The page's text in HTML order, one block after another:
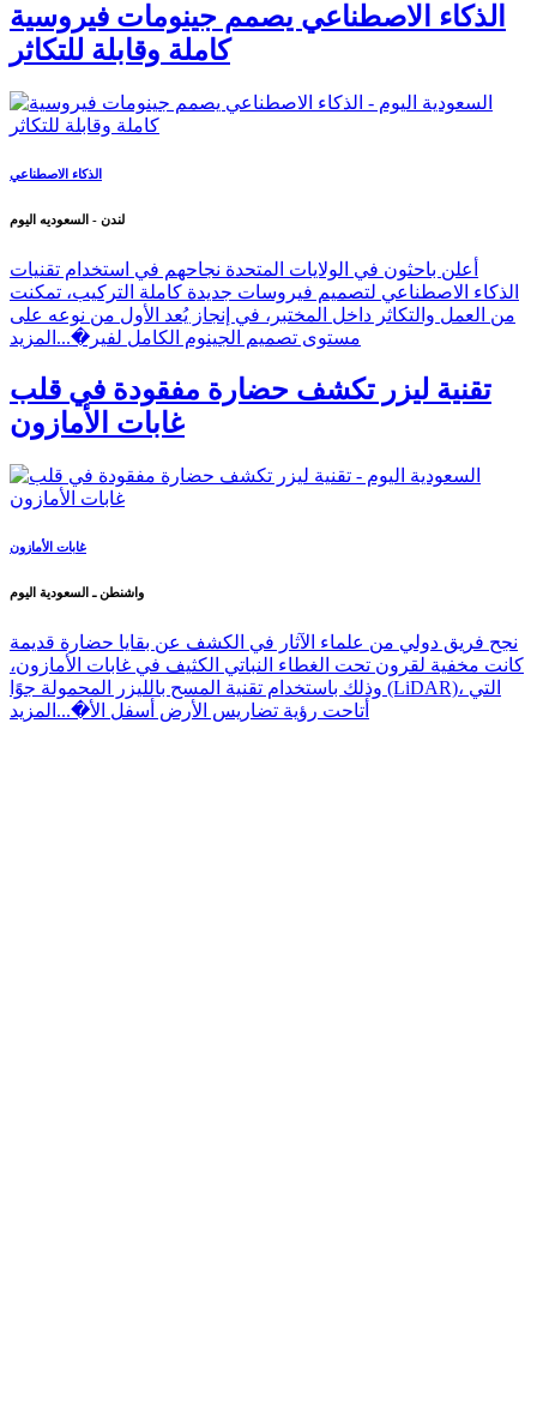
الذكاء الاصطناعي يصمم جينومات فيروسية
كاملة وقابلة للتكاثر
الذكاء الاصطناعي
لندن - السعوديه اليوم
أعلن باحثون في الولايات المتحدة نجاحهم في استخدام تقنيات
الذكاء الاصطناعي لتصميم فيروسات جديدة كاملة التركيب، تمكنت
من العمل والتكاثر داخل المختبر، في إنجاز يُعد الأول من نوعه على
مستوى تصميم الجينوم الكامل لفير�... المزيد
تقنية ليزر تكشف حضارة مفقودة في قلب
غابات الأمازون
غابات الأمازون
واشنطن ـ السعودية اليوم
نجح فريق دولي من علماء الآثار في الكشف عن بقايا حضارة قديمة
كانت مخفية لقرون تحت الغطاء النباتي الكثيف في غابات الأمازون،
وذلك باستخدام تقنية المسح بالليزر المحمولة جوًا (LiDAR)، التي
أتاحت رؤية تضاريس الأرض أسفل الأ�... المزيد